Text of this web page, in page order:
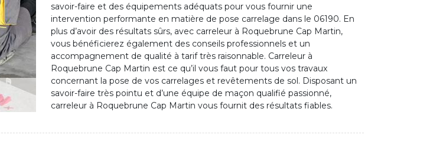
savoir-faire et des équipements adéquats pour vous fournir une
intervention performante en matière de pose carrelage dans le 06190. En
plus d’avoir des résultats sûrs, avec carreleur à Roquebrune Cap Martin,
vous bénéficierez également des conseils professionnels et un
accompagnement de qualité à tarif très raisonnable. Carreleur à
Roquebrune Cap Martin est ce qu’il vous faut pour tous vos travaux
concernant la pose de vos carrelages et revêtements de sol. Disposant un
savoir-faire très pointu et d’une équipe de maçon qualifié passionné,
carreleur à Roquebrune Cap Martin vous fournit des résultats fiables.